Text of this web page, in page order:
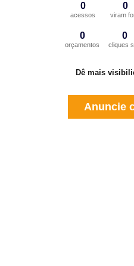
0
acessos
0
viram
0
orçamentos
0
cliques
Dê mais
Anuncie